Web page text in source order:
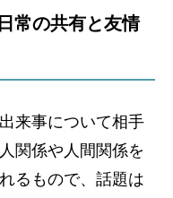
常の共有と友情
来事について相手
関係や人間関係を
るもので、話題は